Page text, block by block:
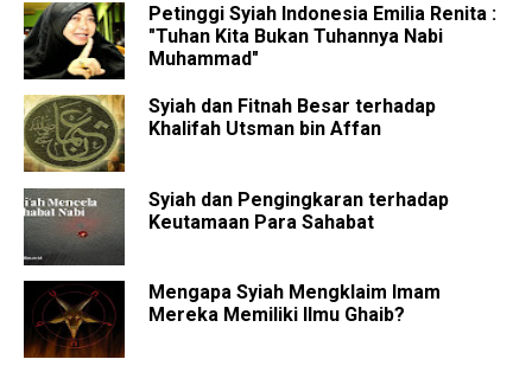
Petinggi Syiah Indonesia Emilia Renita :
"Tuhan Kita Bukan Tuhannya Nabi
Muhammad"
Syiah dan Fitnah Besar terhadap
Khalifah Utsman bin Affan
Syiah dan Pengingkaran terhadap
Keutamaan Para Sahabat
Mengapa Syiah Mengklaim Imam
Mereka Memiliki Ilmu Ghaib?